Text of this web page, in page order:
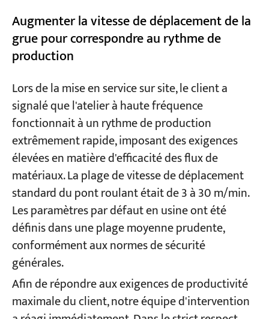
Augmenter la vitesse de déplacement de la
grue pour correspondre au rythme de
production
Lors de la mise en service sur site, le client a
signalé que l'atelier à haute fréquence
fonctionnait à un rythme de production
extrêmement rapide, imposant des exigences
élevées en matière d'efficacité des flux de
matériaux. La plage de vitesse de déplacement
standard du pont roulant était de 3 à 30 m/min.
Les paramètres par défaut en usine ont été
définis dans une plage moyenne prudente,
conformément aux normes de sécurité
générales.
Afin de répondre aux exigences de productivité
maximale du client, notre équipe d'intervention